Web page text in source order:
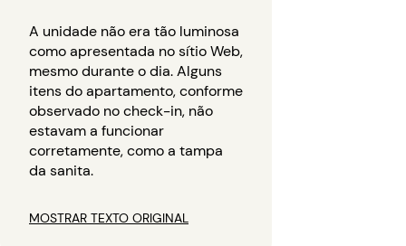
A unidade não era tão luminosa
como apresentada no sítio Web,
mesmo durante o dia. Alguns
itens do apartamento, conforme
observado no check-in, não
estavam a funcionar
corretamente, como a tampa
da sanita.
MOSTRAR TEXTO ORIGINAL